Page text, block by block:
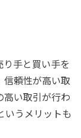
手と買い手を
信頼性が高い取
高い取引が行わ
いうメリットも